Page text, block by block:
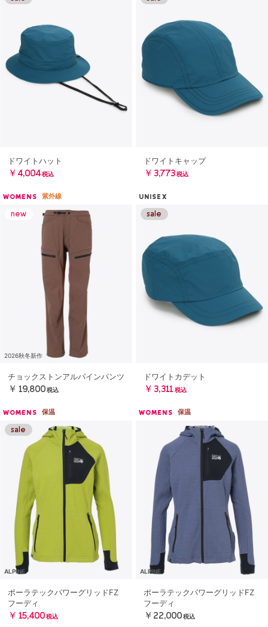
ドワイトハット
￥4,004 税込
ドワイトキャップ
￥3,773 税込
WOMENS 紫外線
2026秋冬新作
チョックストンアルパインパンツ
￥19,800 税込
UNISEX
ドワイトカデット
￥3,311 税込
WOMENS 保温
ALPINE
ポーラテックパワーグリッドFZ
フーディ
￥15,400 税込
WOMENS 保温
ALPINE
ポーラテックパワーグリッドFZ
フーディ
￥22,000 税込